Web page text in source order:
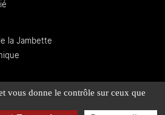
la Jambette
vous donne le contrôle sur ceux que